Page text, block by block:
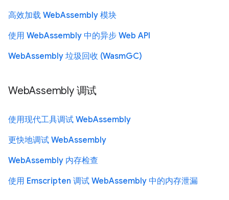
高效加载 WebAssembly 模块
使用 WebAssembly 中的异步 Web API
WebAssembly 垃圾回收 (WasmGC)
WebAssembly 调试
使用现代工具调试 WebAssembly
更快地调试 WebAssembly
WebAssembly 内存检查
使用 Emscripten 调试 WebAssembly 中的内存泄漏